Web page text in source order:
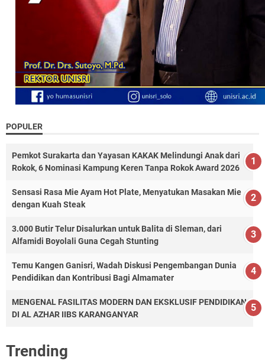
POPULER
Pemkot Surakarta dan Yayasan KAKAK Melindungi Anak dari
Rokok, 6 Nominasi Kampung Keren Tanpa Rokok Award 2026
Sensasi Rasa Mie Ayam Hot Plate, Menyatukan Masakan Mie
dengan Kuah Steak
3.000 Butir Telur Disalurkan untuk Balita di Sleman, dari
Alfamidi Boyolali Guna Cegah Stunting
Temu Kangen Ganisri, Wadah Diskusi Pengembangan Dunia
Pendidikan dan Kontribusi Bagi Almamater
MENGENAL FASILITAS MODERN DAN EKSKLUSIF PENDIDIKAN
DI AL AZHAR IIBS KARANGANYAR
Trending